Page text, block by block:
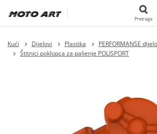
Pretraga
Kući Dijelovi Plastika
PERFORMANSE
Štitnici poklopca za paljenje POLISPORT